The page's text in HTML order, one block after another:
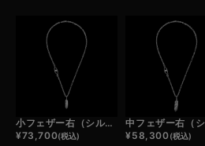
小フェザー右（シルバー）×チェーン(プレーンフープ＋プレーンフック)/ネックレスカスタム
¥73,700(税込)
¥58,300(税込)